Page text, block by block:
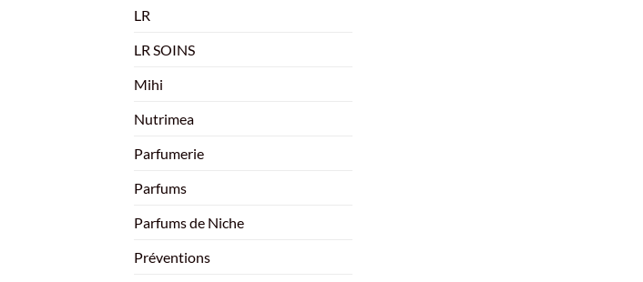
LR
LR SOINS
Mihi
Nutrimea
Parfumerie
Parfums
Parfums de Niche
Préventions